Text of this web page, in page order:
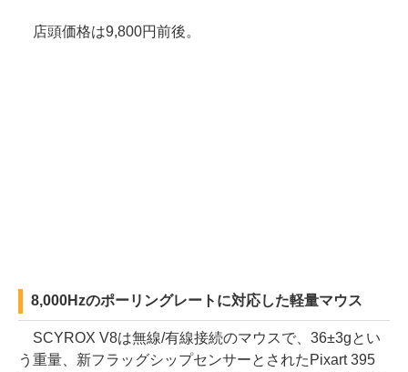
店頭価格は9,800円前後。
8,000Hzのポーリングレートに対応した軽量マウス
SCYROX V8は無線/有線接続のマウスで、36±3gとい
う重量、新フラッグシップセンサーとされたPixart 395